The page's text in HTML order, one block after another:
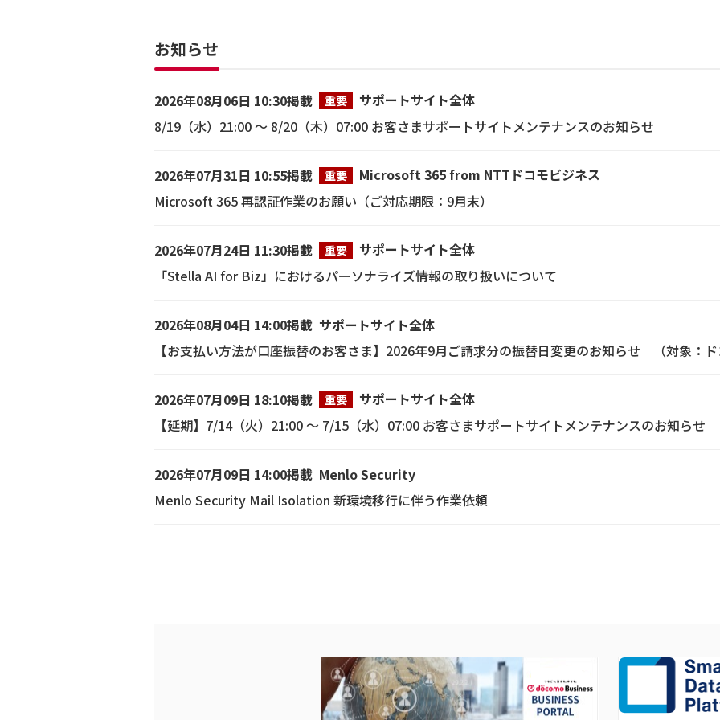
お知らせ
2026年08月06日 10:30掲載 重要
サポートサイト全体
8/19（水）21:00 ～ 8/20（木）07:00 お客さまサポートサイトメンテナンスのお知らせ
2026年07月31日 10:55掲載 重要
Microsoft 365 from NTTドコモビジネス
Microsoft 365 再認証作業のお願い（ご対応期限：9月末）
2026年07月24日 11:30掲載 重要
サポートサイト全体
「Stella AI for Biz」におけるパーソナライズ情報の取り扱いについて
2026年08月04日 14:00掲載 サポートサイト全体
【お支払い方法が口座振替のお客さま】2026年9月ご請求分の振替日変更のお知らせ （対象：ド
2026年07月09日 18:10掲載 重要
サポートサイト全体
【延期】7/14（火）21:00 ～ 7/15（水）07:00 お客さまサポートサイトメンテナンスのお知らせ
2026年07月09日 14:00掲載 Menlo Security
Menlo Security Mail Isolation 新環境移行に伴う作業依頼